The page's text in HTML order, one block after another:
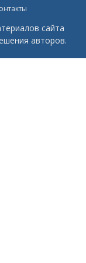
сайта
авторов.